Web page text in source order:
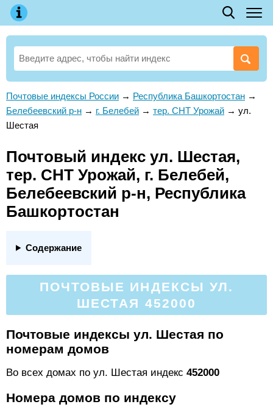
Почтовые индексы России → Республика Башкортостан →
Белебеевский р-н → г. Белебей → тер. СНТ Урожай → ул.
Шестая
Почтовый индекс ул. Шестая,
тер. СНТ Урожай, г. Белебей,
Белебеевский р-н, Республика
Башкортостан
Содержание
ПОЧТОВЫЕ ИНДЕКСЫ УЛ.
ШЕСТАЯ 452000
Почтовые индексы ул. Шестая по
номерам домов
Во всех домах по ул. Шестая индекс 452000
Номера домов по индексу